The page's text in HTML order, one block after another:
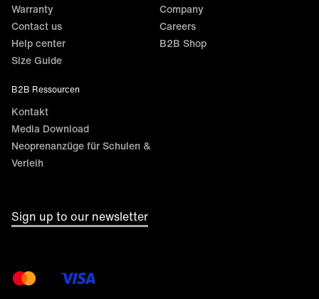
Warranty
Contact us
Help center
Size Guide
Company
Careers
B2B Shop
B2B Ressourcen
Kontakt
Media Download
Neoprenanzüge für Schulen &
Verleih
Sign up to our newsletter